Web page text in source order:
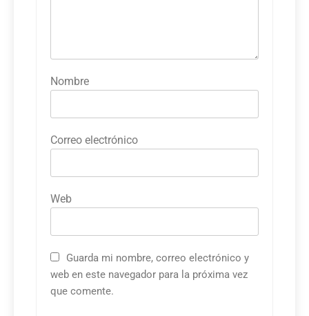
Nombre
Correo electrónico
Web
Guarda mi nombre, correo electrónico y
web en este navegador para la próxima vez
que comente.